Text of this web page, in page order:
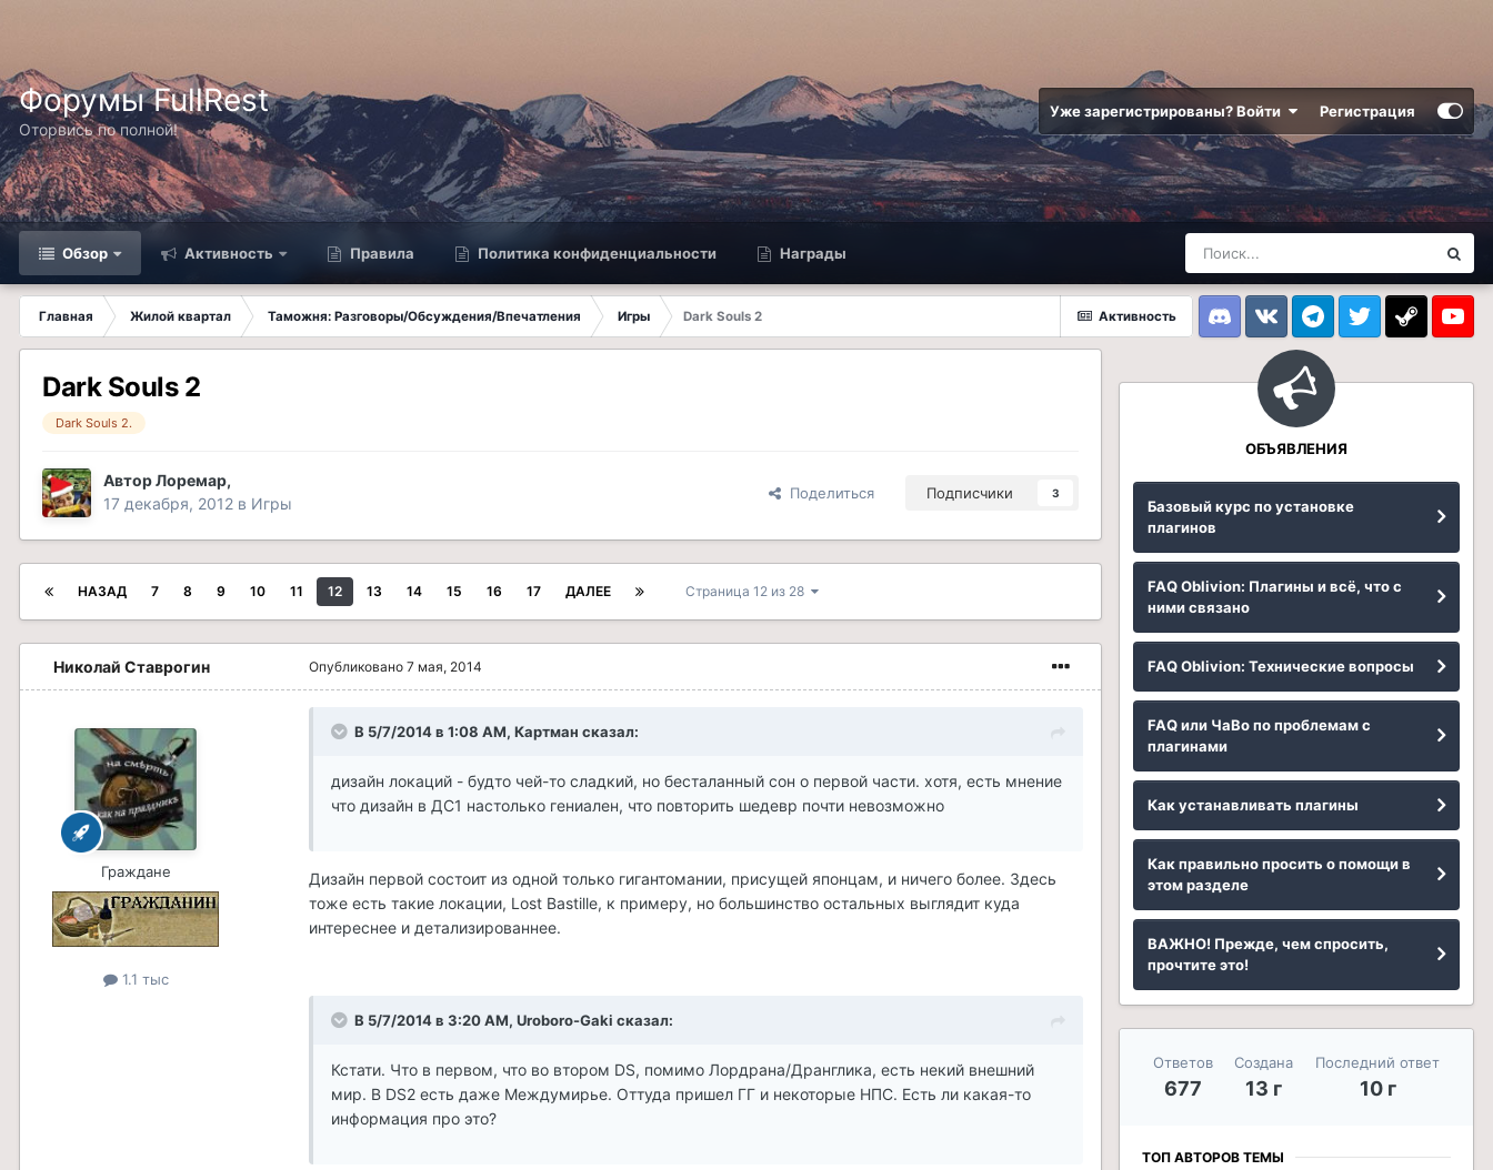
Форумы FullRest
Оторвись по полной!
Уже зарегистрированы? Войти Регистрация
Обзор Активность Правила Политика конфиденциальности Награды
Активность
Главная Жилой квартал Таможня: Разговоры/Обсуждения/Впечатления Игры
Dark Souls 2
DiscordVK TelegramTwitter Steam
Dark Souls 2
Dark Souls 2.
АвторЛоремар,
17 декабря, 2012 в Игры
Поделиться Подписчики 3
НАЗАД 7 8 9 10 11 12 13 14 15 16 17 ДАЛЕЕ Страница 12 из 28
Николай Ставрогин
Граждане
1.1 тыс
Опубликовано 7 мая, 2014
В 5/7/2014 в 1:08 AM, Картман сказал:
дизайн локаций - будто чей-то сладкий, но бесталанный сон о первой части. хотя, есть мнение
что дизайн в ДС1 настолько гениален, что повторить шедевр почти невозможно
Дизайн первой состоит из одной только гигантомании, присущей японцам, и ничего более. Здесь
тоже есть такие локации, Lost Bastille, к примеру, но большинство остальных выглядит куда
интереснее и детализированнее.
В 5/7/2014 в 3:20 AM, Uroboro-Gaki сказал:
Кстати. Что в первом, что во втором DS, помимо Лордрана/Дранглика, есть некий внешний
мир. В DS2 есть даже Междумирье. Оттуда пришел ГГ и некоторые НПС. Есть ли какая-то
информация про это?
ОБЪЯВЛЕНИЯ
Базовый курс по установке
плагинов
FAQ Oblivion: Плагины и всё, что с
ними связано
FAQ Oblivion: Технические вопросы
FAQ или ЧаВо по проблемам с
плагинами
Как устанавливать плагины
Как правильно просить о помощи в
этом разделе
ВАЖНО! Прежде, чем спросить,
прочтите это!
Ответов
677
Создана
13 г
Последний ответ
10 г
ТОП АВТОРОВ ТЕМЫ